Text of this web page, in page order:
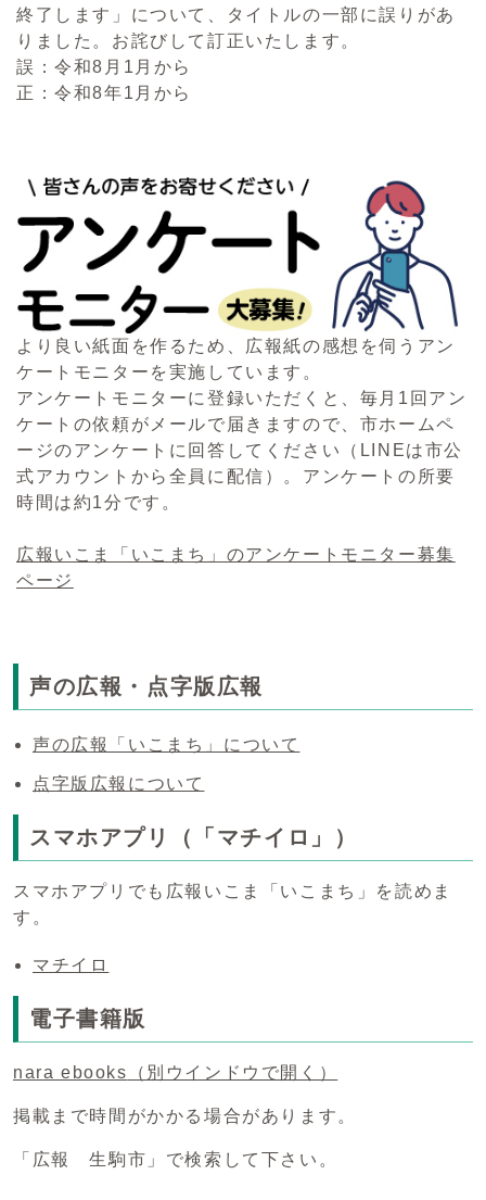
終了します」について、タイトルの一部に誤りがあ
りました。お詫びして訂正いたします。
誤：令和8月1月から
正：令和8年1月から
より良い紙面を作るため、広報紙の感想を伺うアン
ケートモニターを実施しています。
アンケートモニターに登録いただくと、毎月1回アン
ケートの依頼がメールで届きますので、市ホームペ
ージのアンケートに回答してください（LINEは市公
式アカウントから全員に配信）。アンケートの所要
時間は約1分です。
広報いこま「いこまち」のアンケートモニター募集
ページ
声の広報・点字版広報
声の広報「いこまち」について
点字版広報について
スマホアプリ（「マチイロ」）
スマホアプリでも広報いこま「いこまち」を読めま
す。
マチイロ
電子書籍版
nara ebooks （別ウインドウで開く）
掲載まで時間がかかる場合があります。
「広報 生駒市」で検索して下さい。